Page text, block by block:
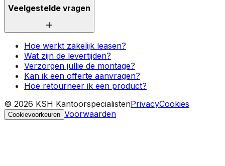
Veelgestelde vragen
Hoe werkt zakelijk leasen?
Wat zijn de levertijden?
Verzorgen jullie de montage?
Kan ik een offerte aanvragen?
Hoe retourneer ik een product?
© 2026 KSH KantoorspecialistenPrivacyCookies
Cookievoorkeuren Voorwaarden